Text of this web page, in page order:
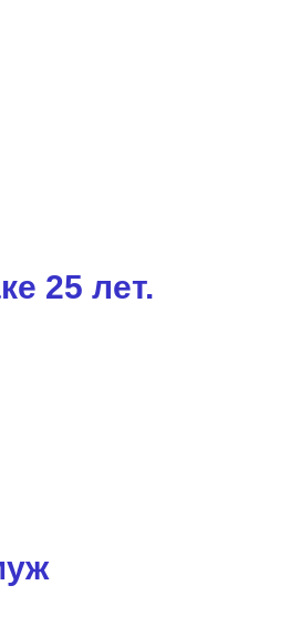
25 лет.